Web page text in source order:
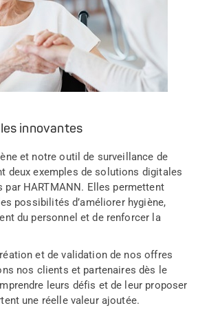
innovantes
et notre outil de surveillance de
deux exemples de solutions digitales
par HARTMANN. Elles permettent
possibilités d’améliorer hygiène,
du personnel et de renforcer la
et de validation de nos offres
nos clients et partenaires dès le
leurs défis et de leur proposer
une réelle valeur ajoutée.